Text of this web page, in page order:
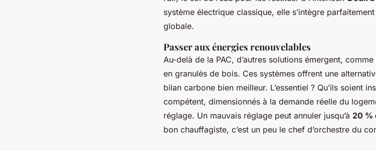
système électrique classique, elle s’intègre
globale.
Passer aux énergies renouvelables
Au-delà de la PAC, d’autres solutions émergent,
en granulés de bois. Ces systèmes offrent une
bilan carbone bien meilleur. L’essentiel ? Qu’ils soient
compétent, dimensionnés à la demande réelle du
réglage. Un mauvais réglage peut annuler jusqu’à 20 %
bon chauffagiste, c’est un peu le chef d’orchestre du